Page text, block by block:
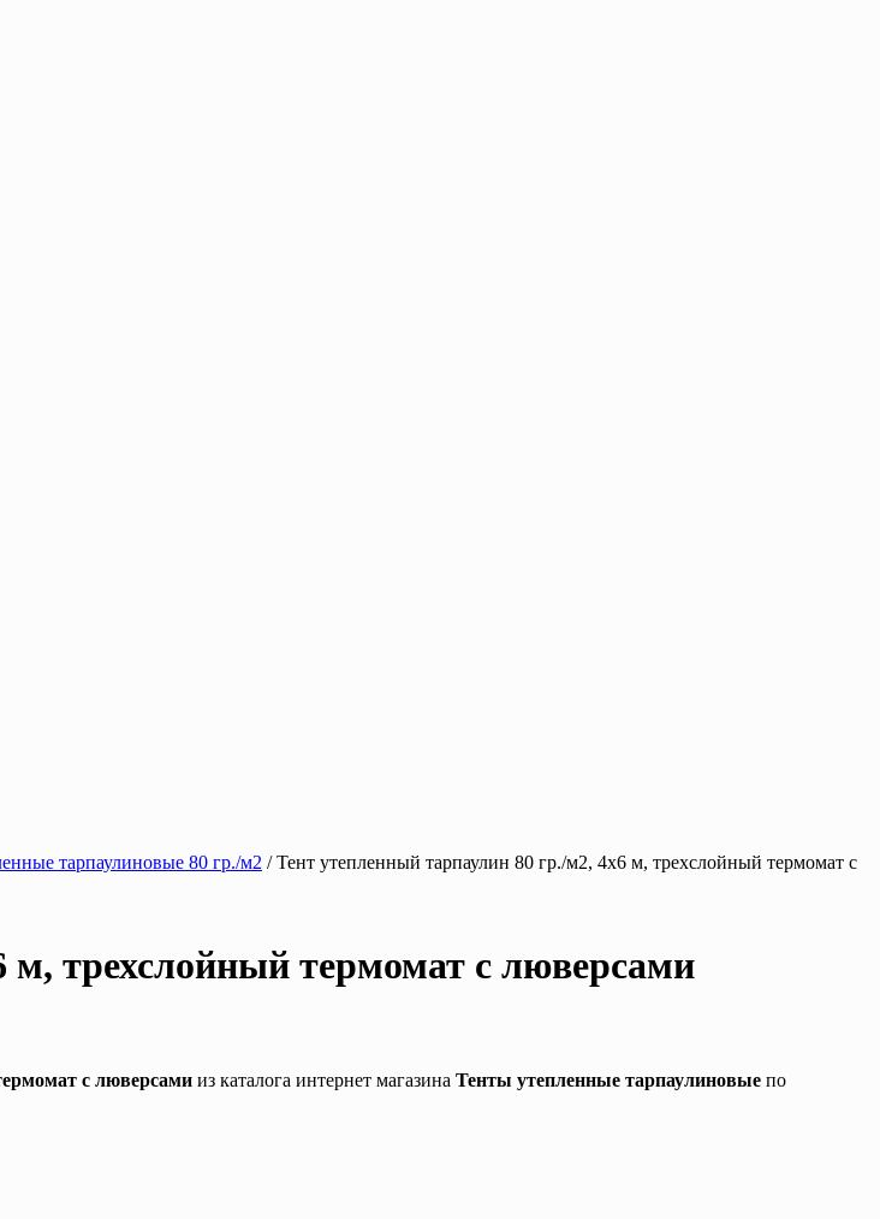
тарпаулиновые 80 гр./м2 / Тент утепленный тарпаулин 80 гр./м2, 4х6 м, трехслойный термомат с
м, трехслойный термомат с люверсами
с люверсами из каталога интернет магазина Тенты утепленные тарпаулиновые по